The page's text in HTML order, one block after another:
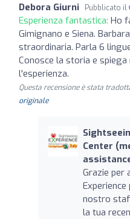
Debora Giurni Pubblicato il
Esperienza fantastica: Ho
Gimignano e Siena.
straordinaria. Parla 6
Conosce la storia e
l'esperienza.
Questa recensione è stata
originale
Center
Grazie per
nostro
la tua